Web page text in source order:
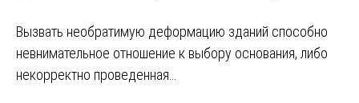
Вызвать необратимую деформацию зданий способно
невнимательное отношение к выбору основания, либо
некорректно проведенная…